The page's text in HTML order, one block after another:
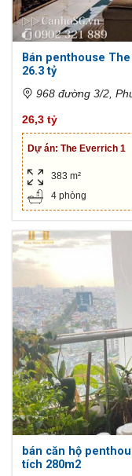
Bán penthouse
26.3 tỷ
968 đường 3/2,
26,3 tỷ
Dự án: The Everrich 1
383 m²
4 phòng
bán căn hộ
tích 280m2